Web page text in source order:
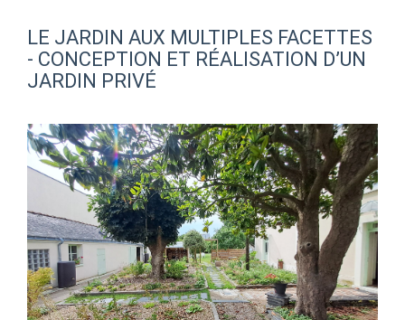
LE JARDIN AUX MULTIPLES FACETTES
- CONCEPTION ET RÉALISATION D’UN
JARDIN PRIVÉ